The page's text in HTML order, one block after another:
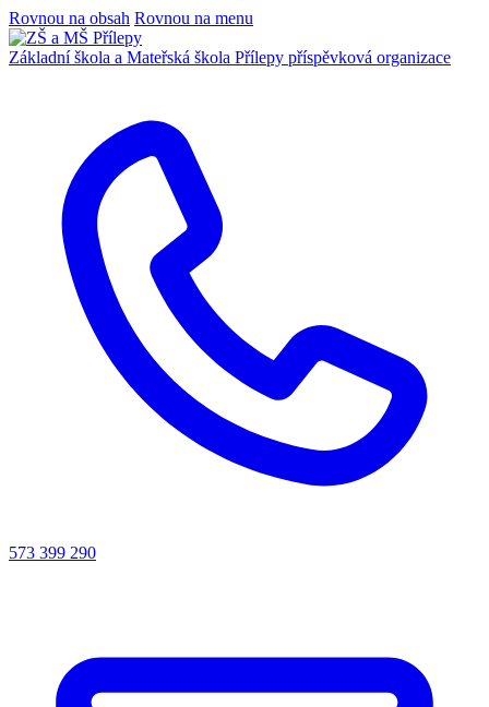
Rovnou na obsah Rovnou na menu
Základní škola a Mateřská škola Přílepy příspěvková organizace
573 399 290